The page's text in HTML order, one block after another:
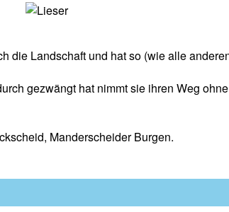
die Landschaft und hat so (wie alle
gezwängt hat nimmt sie ihren Weg
Manderscheider Burgen.